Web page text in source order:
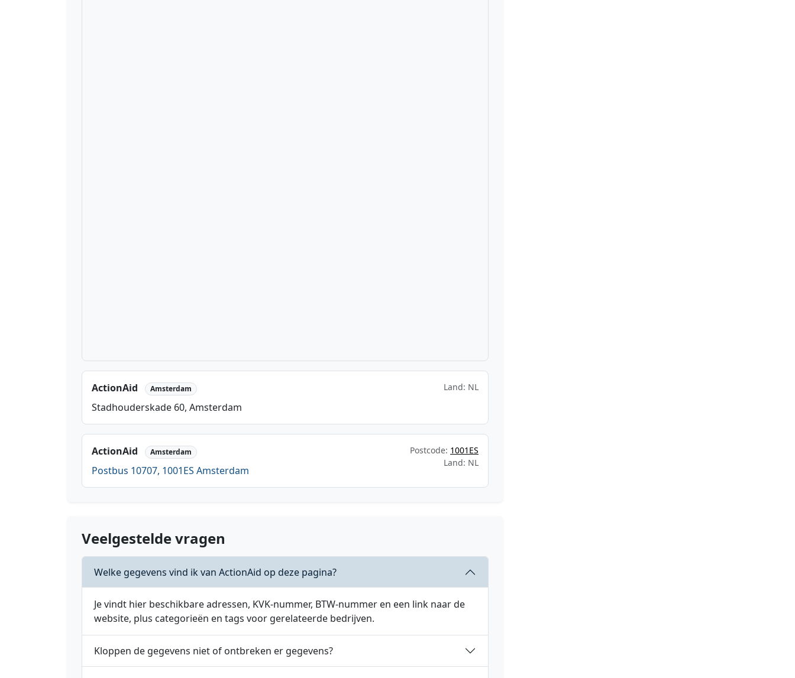
ActionAid Amsterdam
Stadhouderskade 60, Amsterdam
Land: NL
ActionAid Amsterdam
Postbus 10707, 1001ES Amsterdam
Postcode: 1001ES
Land: NL
Veelgestelde vragen
Welke gegevens vind ik van ActionAid op deze pagina?
Je vindt hier beschikbare adressen, KVK-nummer, BTW-nummer en een link naar de
website, plus categorieën en tags voor gerelateerde bedrijven.
Kloppen de gegevens niet of ontbreken er gegevens?